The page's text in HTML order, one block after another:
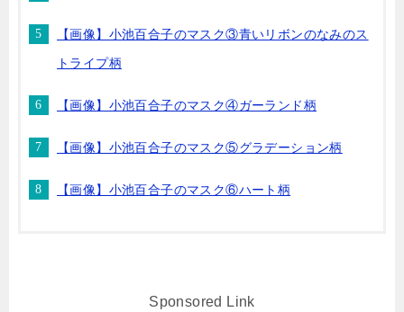
【画像】小池百合子のマスク③青いリボンのなみのス
トライプ柄
【画像】小池百合子のマスク④ガーランド柄
【画像】小池百合子のマスク⑤グラデーション柄
【画像】小池百合子のマスク⑥ハート柄
Sponsored Link